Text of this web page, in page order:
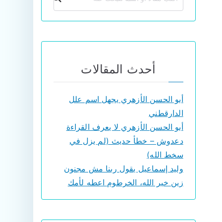
أحدث المقالات
أبو الحسن الأزهري يجهل اسم علل
الدارقطني
أبو الحسن الأزهري لا يعرف القراءة
دعدوش – خطأ حديث (لم يزل في
سخط الله)
وليد إسماعيل يقول ربنا مش مجنون
زين خير الله، الخرطوم اعطه لأمك